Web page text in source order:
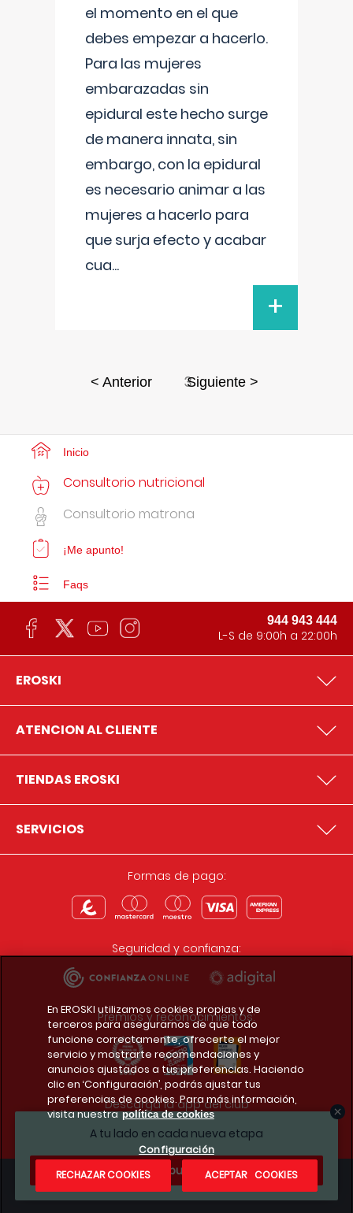
el momento en el que
debes empezar a hacerlo.
Para las mujeres
embarazadas sin
epidural este hecho surge
de manera innata, sin
embargo, con la epidural
es necesario animar a las
mujeres a hacerlo para
que surja efecto y acabar
cua...
+
< Anterior 3Siguiente >
A tu lado en cada nueva etapa
¿Te apuntas?
Inicio
Consultorio nutricional
Consultorio matrona
¡Me apunto!
Faqs
944 943 444
L-S de 9:00h a 22:00h
EROSKI
ATENCION AL CLIENTE
TIENDAS EROSKI
SERVICIOS
Formas de pago:
Seguridad y confianza:
Premios y reconocimientos:
Descarga la app del club
Condiciones legales
En EROSKI utilizamos cookies propias y de
terceros para asegurarnos de que todo
funcione correctamente, ofrecerte el mejor
servicio y mostrarte recomendaciones y
anuncios ajustados a tus preferencias. Haciendo
clic en ‘Configuración’, podrás ajustar tus
preferencias de cookies. Para más información,
visita nuestra política de cookies
Configuración
RECHAZAR COOKIES
ACEPTAR COOKIES